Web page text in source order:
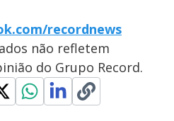
recordnews
não refletem
do Grupo Record.